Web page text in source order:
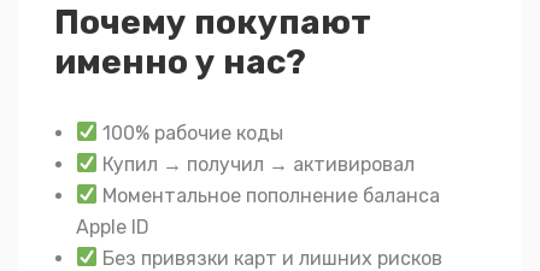
Почему покупают
именно у нас?
100% рабочие коды
Купил → получил → активировал
Моментальное пополнение баланса
Apple ID
Без привязки карт и лишних рисков